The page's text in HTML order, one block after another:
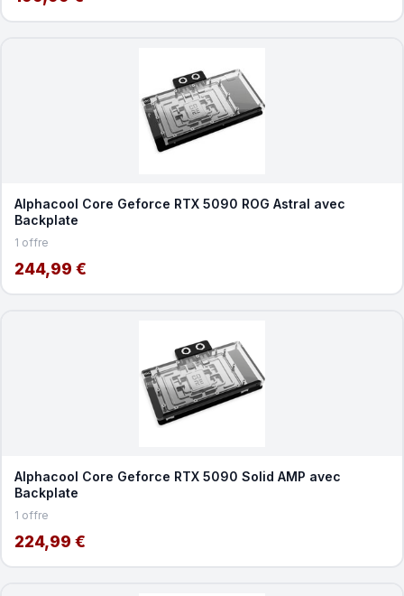
Alphacool Core Geforce RTX 5090 ROG Astral avec
Backplate
1 offre
244,99 €
Alphacool Core Geforce RTX 5090 Solid AMP avec
Backplate
1 offre
224,99 €